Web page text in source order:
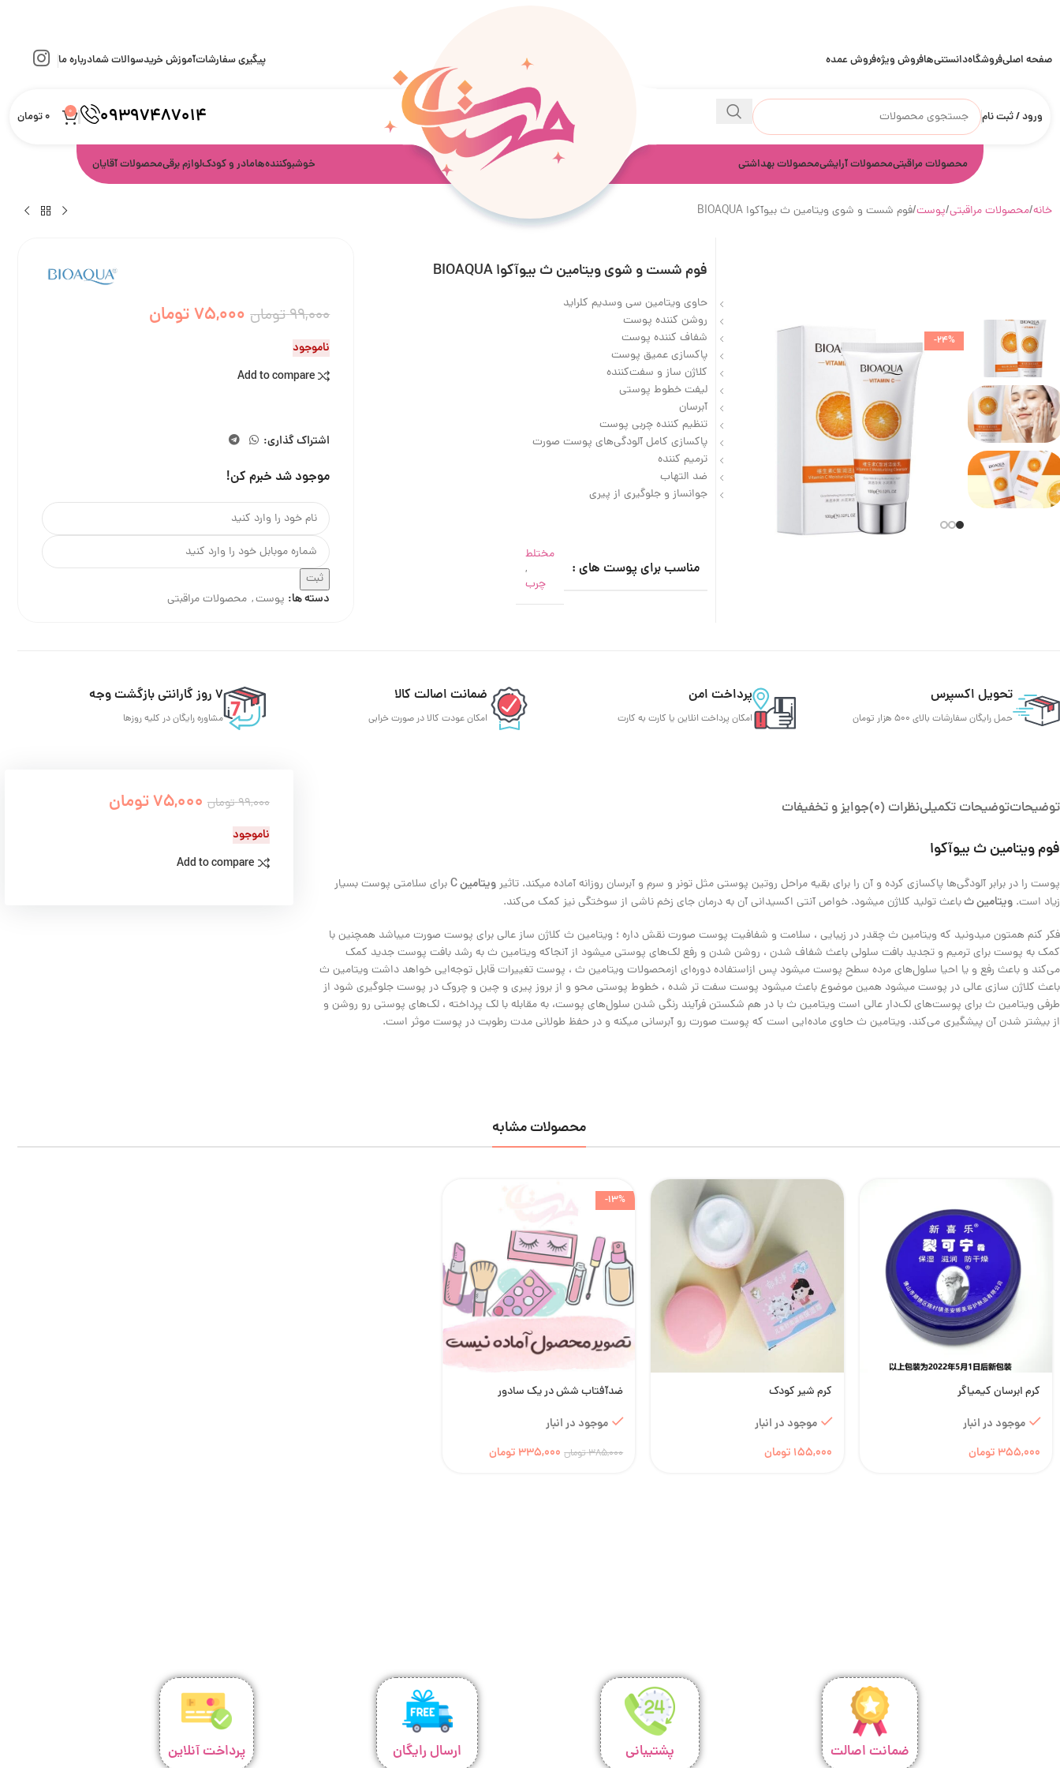
صفحه اصلیفروشگاهدانستنی‌هافروش ویژهفروش عمده پیگیری سفارشاتآموزش خریدسوالات شمادرباره ما
ورود / ثبت نام 09397487014
0
0تومان
محصولات مراقبتیمحصولات آرایشیمحصولات بهداشتی خوشبوکننده‌هامادر و کودکلوازم برقیمحصولات آقایان
خانه محصولات مراقبتی پوست فوم شست و شوی ویتامین ث بیوآکوا BIOAQUA
-24%
فوم شست و شوی ویتامین ث بیوآکوا BIOAQUA
حاوی ویتامین سی و‌سدیم کلراید
روشن کننده پوست
شفاف کننده پوست
پاکسازی عمیق پوست
کلاژن ساز و سفت‌کننده
لیفت خطوط پوستی
آبرسان
تنظیم کننده چربی پوست
پاکسازی کامل آلودگی‌های پوست صورت
ترمیم کننده
ضد التهاب
جوانساز و‌ جلوگیری از پیری
مناسب برای پوست های :
مختلط
,
چرب
99,000تومان 75,000تومان
ناموجود
Add to compare
اشتراک گذاری:
موجود شد خبرم کن!
ثبت
دسته ها: پوست, محصولات مراقبتی
تحویل اکسپرس
حمل رایگان سفارشات بالای 500 هزار تومان
پرداخت امن
امکان پرداخت انلاین یا کارت به کارت
ضمانت اصالت کالا
امکان عودت کالا در صورت خرابی
7 روز گارانتی بازگشت وجه
مشاوره رایگان در کلیه روزها
توضیحاتتوضیحات تکمیلینظرات (0) جوایز و تخفیفات
فوم ویتامین ث بیوآکوا
پوست را در برابر آلودگی‌ها پاکسازی کرده و آن را برای بقیه مراحل روتین پوستی مثل تونر و سرم و آبرسان روزانه آماده میکند. تاثیرویتامین C
برای سلامتی پوست بسیار
زیاد است. ویتامین ثباعث تولید کلاژن میشود. خواص آنتی اکسیدانی آن به درمان جای زخم ناشی از سوختگی نیز کمک می‌کند.
فکر کنم همتون میدونید که ویتامین ث چقدر در زیبایی ، سلامت و شفافیت پوست صورت نقش داره ؛ ویتامین ث کلاژن ساز عالی برای پوست صورت میباشد همچنین با
کمک به پوست برای ترمیم و تجدید بافت سلولی باعث شفاف شدن ، روشن شدن و رفع لک‌های پوستی میشود از آنجاکه ویتامین ث به رشد بافت پوست جدید کمک
می‌کند و باعث رفع و یا احیا سلول‌های مرده سطح پوست میشود پس ازاستفاده دوره‌ای ازمحصولات ویتامین ث ، پوست تغییرات قابل توجه‌‎ایی خواهد داشت ویتامین ث
باعث کلاژن سازی عالی در پوست میشود همین موضوع باعث میشود پوست سفت تر شده ، خطوط پوستی محو و از بروز پیری و چین و چروک در پوست جلوگیری شود از
طرفی ویتامین ث برای پوست‌های لک‌دار عالی است ویتامین ث با در هم‌ شکستن فرآیند رنگی شدن سلول‌های پوست، به مقابله با لک پرداخته ، لک‌های پوستی رو روشن و
از بیشتر شدن آن پیشگیری می‌کند. ویتامین ث حاوی ماده‌ایی است که پوست صورت رو‌ آبرسانی میکنه و در حفظ طولانی مدت رطوبت در پوست موثر است.
99,000تومان 75,000تومان
ناموجود
Add to compare
محصولات مشابه
کرم ابرسان کیمیاگر
موجود در انبار
355,000 تومان
کرم شیر کودک
موجود در انبار
155,000 تومان
-13%
ضدآفتاب شش در یک سادور
موجود در انبار
385,000تومان 335,000 تومان
ضمانت اصالت پشتیبانی ارسال رایگان پرداخت آنلاین